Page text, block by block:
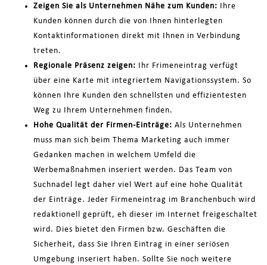
Zeigen Sie als Unternehmen Nähe zum Kunden: Ihre
Kunden können durch die von Ihnen hinterlegten
Kontaktinformationen direkt mit Ihnen in Verbindung
treten.
Regionale Präsenz zeigen: Ihr Frimeneintrag verfügt
über eine Karte mit integriertem Navigationssystem. So
können Ihre Kunden den schnellsten und effizientesten
Weg zu Ihrem Unternehmen finden.
Hohe Qualität der Firmen-Einträge: Als Unternehmen
muss man sich beim Thema Marketing auch immer
Gedanken machen in welchem Umfeld die
Werbemaßnahmen inseriert werden. Das Team von
Suchnadel legt daher viel Wert auf eine hohe Qualität
der Einträge. Jeder Firmeneintrag im Branchenbuch wird
redaktionell geprüft, eh dieser im Internet freigeschaltet
wird. Dies bietet den Firmen bzw. Geschäften die
Sicherheit, dass Sie Ihren Eintrag in einer seriösen
Umgebung inseriert haben. Sollte Sie noch weitere